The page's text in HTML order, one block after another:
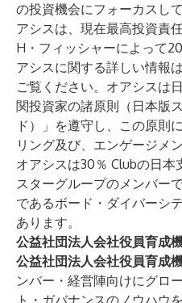
の投資機会にフォーカスし
アシスは、現在最高投資責
H・フィッシャーによって
アシスに関する詳しい情報は
ご覧ください。オアシスは
関投資家の諸原則（日本版
ド）」を遵守し、この原則
リング及び、エンゲージメ
オアシスは30％ Clubの日
スターグループのメンバー
であるボード・ダイバーシ
あります。
公益社団法人会社役員育成
公益社団法人会社役員育成
ンバー・経営陣向けにグロ
ト・ガバナンスのノウハウ